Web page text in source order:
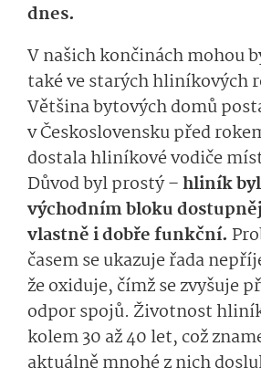
dnes.
V našich končinách mohou
také ve starých hliníkových
Většina bytových domů
v Československu před
dostala hliníkové vodiče
Důvod byl prostý –hliník
východním bloku
vlastně i dobře funkční.
časem se ukazuje řada
že oxiduje, čímž se zvyšuje
odpor spojů. Životnost
kolem 30 až 40 let, což
aktuálně mnohé z nich